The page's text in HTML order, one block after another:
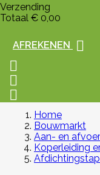
Verzending
Totaal € 0,00
AFREKENEN




Home
Bouwmarkt
Aan- en
Koperleiding